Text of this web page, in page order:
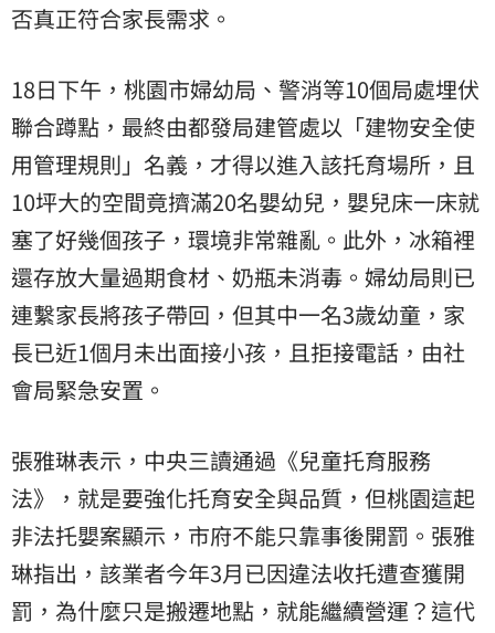
否真正符合家長需求。
18日下午，桃園市婦幼局、警消等10個局處埋伏
聯合蹲點，最終由都發局建管處以「建物安全使
用管理規則」名義，才得以進入該托育場所，且
10坪大的空間竟擠滿20名嬰幼兒，嬰兒床一床就
塞了好幾個孩子，環境非常雜亂。此外，冰箱裡
還存放大量過期食材、奶瓶未消毒。婦幼局則已
連繫家長將孩子帶回，但其中一名3歲幼童，家
長已近1個月未出面接小孩，且拒接電話，由社
會局緊急安置。
張雅琳表示，中央三讀通過《兒童托育服務
法》，就是要強化托育安全與品質，但桃園這起
非法托嬰案顯示，市府不能只靠事後開罰。張雅
琳指出，該業者今年3月已因違法收托遭查獲開
罰，為什麼只是搬遷地點，就能繼續營運？這代